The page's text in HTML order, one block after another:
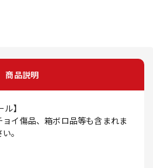
商品説明
】
イ傷品、箱ボロ品等も含まれま
。